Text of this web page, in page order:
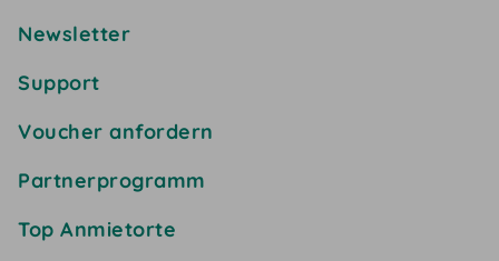
Newsletter
Support
Voucher anfordern
Partnerprogramm
Top Anmietorte